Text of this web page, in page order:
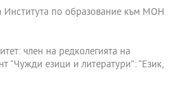
Института по образование към МОН
член на редколегията на
“Чужди езици и литератури”: “Език,